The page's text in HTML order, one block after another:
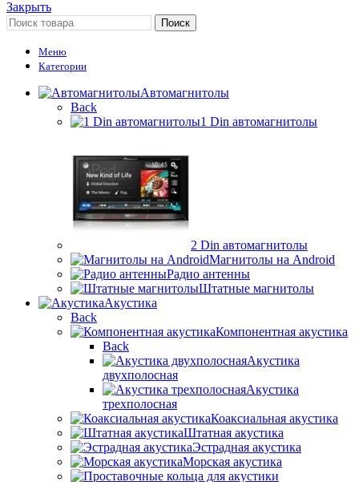
Закрыть
Поиск
Меню
Категории
Автомагнитолы
Back
1 Din автомагнитолы
2 Din автомагнитолы
Магнитолы на Android
Радио антенны
Штатные магнитолы
Акустика
Back
Компонентная акустика
Back
Акустика
двухполосная
Акустика
трехполосная
Коаксиальная акустика
Штатная акустика
Эстрадная акустика
Морская акустика